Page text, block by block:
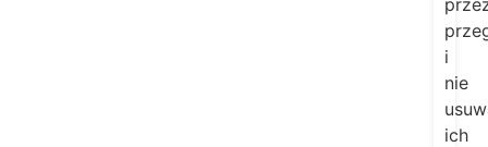
i
nie
ich